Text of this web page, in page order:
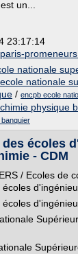
un...
23:17:14
nationale
ecole nationale
/ encpb ecole
physique
écoles
- CDM
/ Ecoles de